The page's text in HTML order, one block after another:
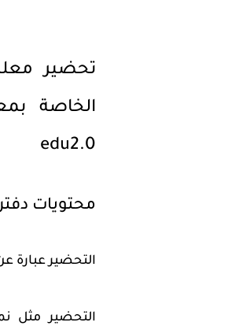
تحضير
الخاصة
edu2.0
محتويات
التحضير عبارة عن ملف بى دى
التحضير مثل